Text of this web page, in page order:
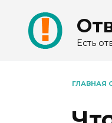
содержанию
Есть
ГЛАВНАЯ